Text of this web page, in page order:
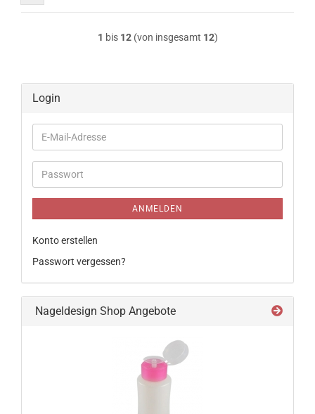
1 bis 12(von insgesamt 12)
Login
E-
Mail-
Adresse
Passwort
ANMELDEN
Konto erstellen
Passwort vergessen?
Nageldesign Shop Angebote